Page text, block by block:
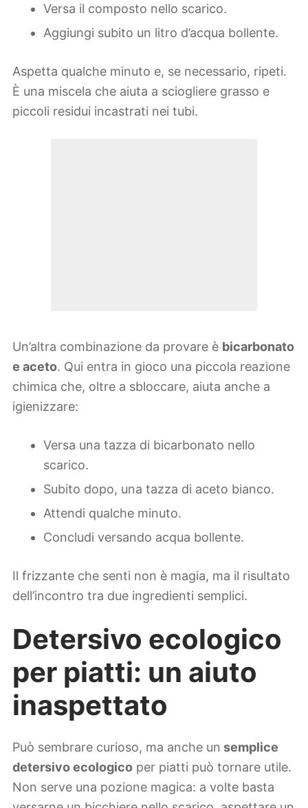
Versa il composto nello scarico.
Aggiungi subito un litro d’acqua bollente.
Aspetta qualche minuto e, se necessario, ripeti.
È una miscela che aiuta a sciogliere grasso e
piccoli residui incastrati nei tubi.
Un’altra combinazione da provare è bicarbonato
e aceto. Qui entra in gioco una piccola reazione
chimica che, oltre a sbloccare, aiuta anche a
igienizzare:
Versa una tazza di bicarbonato nello
scarico.
Subito dopo, una tazza di aceto bianco.
Attendi qualche minuto.
Concludi versando acqua bollente.
Il frizzante che senti non è magia, ma il risultato
dell’incontro tra due ingredienti semplici.
Detersivo ecologico
per piatti: un aiuto
inaspettato
Può sembrare curioso, ma anche un semplice
detersivo ecologico per piatti può tornare utile.
Non serve una pozione magica: a volte basta